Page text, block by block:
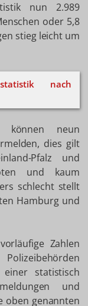
nun 2.989
oder 5,8
stieg leicht um
nach
können neun
dies gilt
Pfalz und
und kaum
schlecht stellt
Hamburg und
Zahlen
statistisch
und
oben genannten